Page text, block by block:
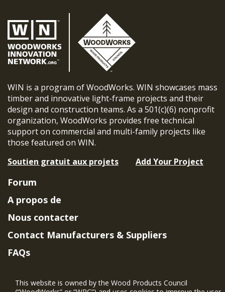
WIN is a program of WoodWorks. WIN showcases mass
timber and innovative light-frame projects and their
design and construction teams. As a 501(c)(6) nonprofit
organization, WoodWorks provides free technical
support on commercial and multi-family projects like
those featured on WIN.
Soutien gratuit aux projets
Add Your Project
Forum
A propos de
Nous contacter
Contact Manufacturers & Suppliers
FAQs
Project Eligibility Requirements
This website is owned by the Wood Products Council